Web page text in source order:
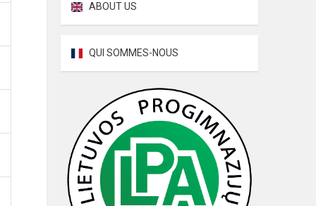
ABOUT US
QUI SOMMES-NOUS